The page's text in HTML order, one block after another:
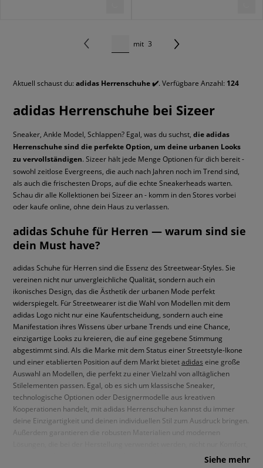
mit 3
Aktuell schaust du: adidas Herrenschuhe ✔️. Verfügbare Anzahl: 124
adidas Herrenschuhe bei Sizeer
Sneaker, Ankle Model, Schlappen? Egal, was du suchst, die adidas
Herrenschuhe sind die perfekte Option, um deine urbanen Looks
zu vervollständigen. Sizeer hält jede Menge Optionen für dich bereit -
sowohl zeitlose Evergreens, die auch nach Jahren noch im Trend sind,
als auch die frischesten Drops, auf die echte Sneakerheads warten.
Schau dir alle Kollektionen bei Sizeer an - komm in den Stores vorbei
oder kaufe online, ohne dein Haus zu verlassen.
adidas Schuhe für Herren — warum sind sie
dein Must have?
adidas Schuhe für Herren sind die Essenz des Streetwear-Styles. Sie
vereinen nicht nur unvergleichliche Qualität, sondern auch ein
ikonisches Design, das die Ästhetik der urbanen Mode perfekt
widerspiegelt. Für Streetwearer ist die Wahl von Modellen mit dem
adidas Logo nicht nur eine Kaufentscheidung, sondern auch eine
Manifestation ihres Wissens über urbane Trends und eine Chance,
einzigartige Looks zu kreieren, die auf eine gegebene Stimmung
abgestimmt sind. Als die Marke mit dem Status einer Streetstyle-Ikone
und einer etablierten Position auf dem Markt bietetadidas eine große
Auswahl an Modellen, die perfekt zu einer Vielzahl von alltäglichen
Stilelementen passen. Egal, ob es sich um klassische Sneaker,
technologische Optionen oder Designermodelle aus kreativen
Kooperationen handelt, mit adidas Herrenschuhen kannst du immer
deine Einzigartigkeit und deinen individuellen Stil zum Ausdruck bringen.
Außerdem garantieren die robusten Materialien und modernen
sondern auch Langlebigkeit und Widerstandsfähigkeit gegen dieSiehe mehr